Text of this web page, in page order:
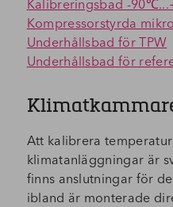
Kalibreringsbad -
Kompressorstyrda
Underhållsbad för TPW
Underhållsbad för
Att kalibrera
klimatanläggningar är
finns anslutningar för
ibland är monterade